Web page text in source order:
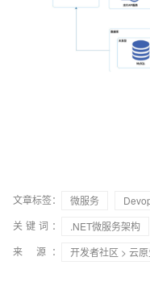
文章标签： 微服务
关键词：
.NET微服务架构
来 源：
开发者社区 > 云